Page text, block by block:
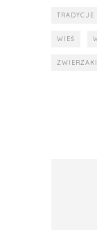
TRADYCJE
WIEŚ